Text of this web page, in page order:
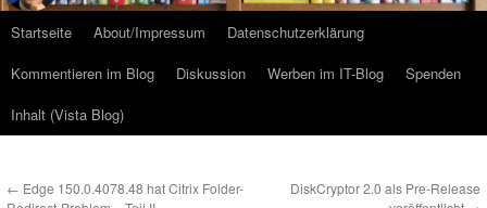
Startseite About/Impressum
Datenschutzerklärung
Kommentieren im Blog
Diskussion Werben im IT-Blog
Spenden
Inhalt (Vista Blog)
← Edge 150.0.4078.48 hat Citrix Folder-
DiskCryptor 2.0 als Pre-Release